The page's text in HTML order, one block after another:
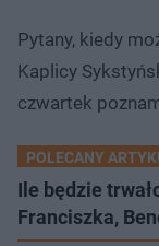
Pytany, kiedy
Kaplicy
czwartek
POLECANY
Ile będzie
Franciszka,